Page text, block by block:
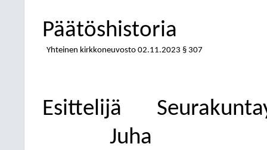
Päätöshistoria
Yhteinen kirkkoneuvosto 02.11.2023 § 307
Esittelijä
Juha